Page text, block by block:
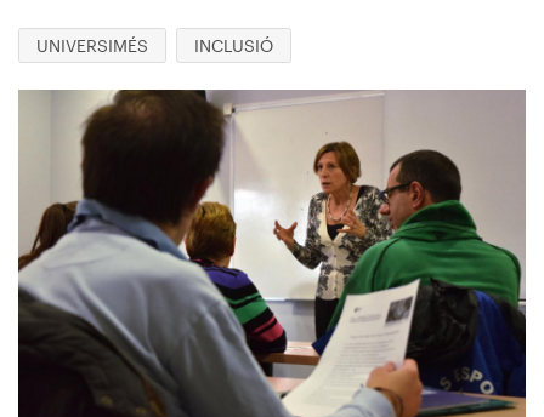
UNIVERSIMÉS INCLUSIÓ
Imagen